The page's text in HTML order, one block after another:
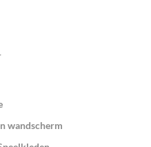
wandscherm